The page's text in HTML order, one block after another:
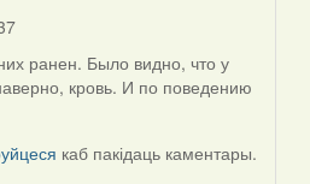
ранен. Было видно, что у
кровь. И по поведению
каб пакідаць каментары.